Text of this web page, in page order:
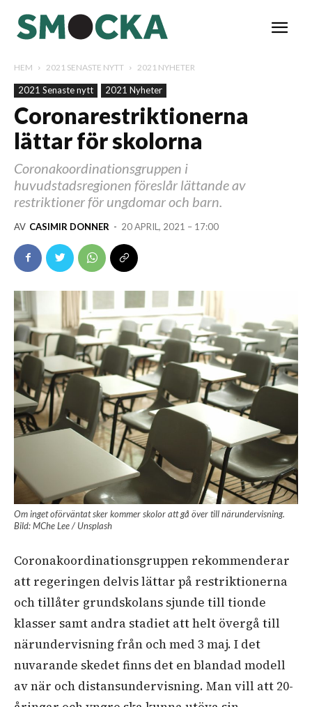
HEM 2021 SENASTE NYTT 2021 NYHETER
2021 Senaste nytt 2021 Nyheter
Coronarestriktionerna
lättar för skolorna
Coronakoordinationsgruppen i
huvudstadsregionen föreslår lättande av
restriktioner för ungdomar och barn.
AV CASIMIR DONNER - 20 APRIL, 2021 – 17:00
Om inget oförväntat sker kommer skolor att gå över till närundervisning.
Bild: MChe Lee / Unsplash
Coronakoordinationsgruppen rekommenderar
att regeringen delvis lättar på restriktionerna
och tillåter grundskolans sjunde till tionde
klasser samt andra stadiet att helt övergå till
närundervisning från och med 3 maj. I det
nuvarande skedet finns det en blandad modell
av när och distansundervisning. Man vill att 20-